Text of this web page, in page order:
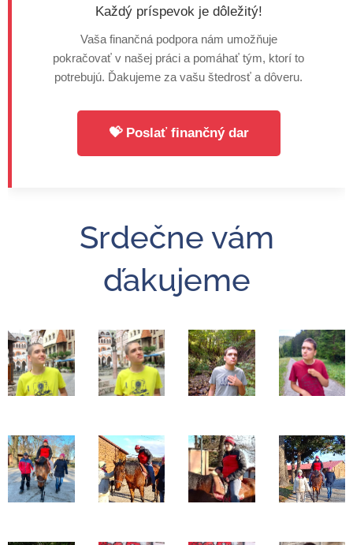
Každý príspevok je dôležitý!
Vaša finančná podpora nám umožňuje
pokračovať v našej práci a pomáhať tým, ktorí to
potrebujú. Ďakujeme za vašu štedrosť a dôveru.
💝 Poslať finančný dar
Srdečne vám
ďakujeme